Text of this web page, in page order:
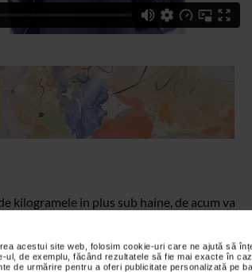
acestui site web, folosim cookie-uri care ne ajută să
de exemplu, făcând rezultatele să fie mai exacte în
de urmărire pentru a oferi publicitate personalizată pe
kilogramele in plus sub haine, de acum va
accelereaza arderea grasimilor